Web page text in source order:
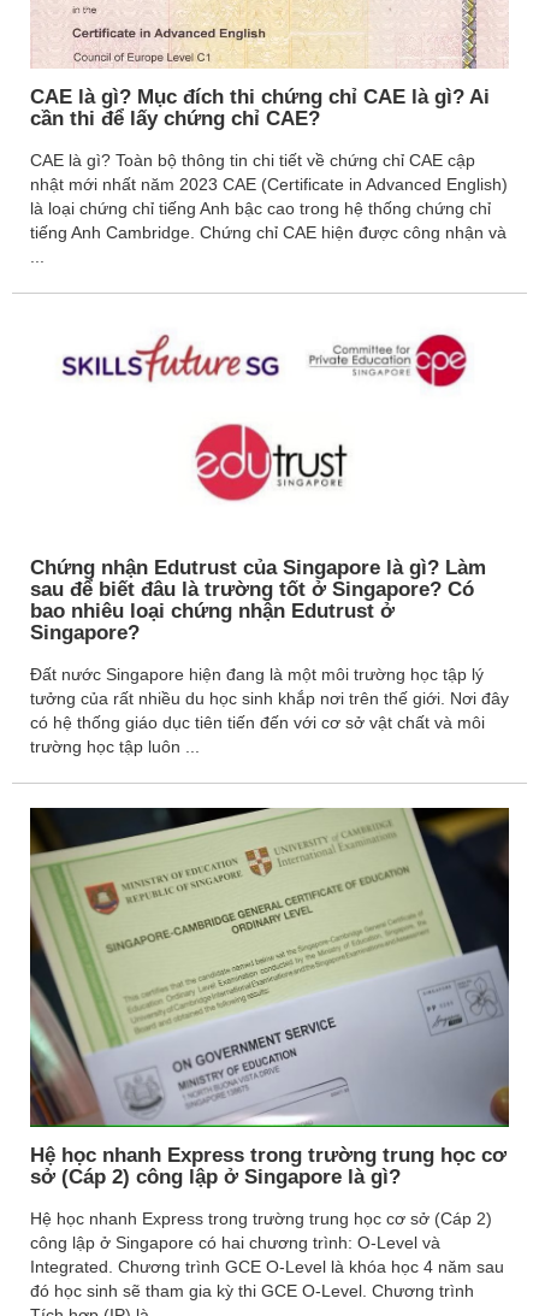
CAE là gì? Mục đích thi chứng chỉ CAE là gì? Ai
cần thi để lấy chứng chỉ CAE?
CAE là gì? Toàn bộ thông tin chi tiết về chứng chỉ CAE cập
nhật mới nhất năm 2023 CAE (Certificate in Advanced English)
là loại chứng chỉ tiếng Anh bậc cao trong hệ thống chứng chỉ
tiếng Anh Cambridge. Chứng chỉ CAE hiện được công nhận và
Chứng nhận Edutrust của Singapore là gì? Làm
sau để biết đâu là trường tốt ở Singapore? Có
bao nhiêu loại chứng nhận Edutrust ở
Singapore?
Đất nước Singapore hiện đang là một môi trường học tập lý
tưởng của rất nhiều du học sinh khắp nơi trên thế giới. Nơi đây
có hệ thống giáo dục tiên tiến đến với cơ sở vật chất và môi
trường học tập luôn ...
Hệ học nhanh Express trong trường trung học cơ
sở (Cáp 2) công lập ở Singapore là gì?
Hệ học nhanh Express trong trường trung học cơ sở (Cáp 2)
công lập ở Singapore có hai chương trình: O-Level và
Integrated. Chương trình GCE O-Level là khóa học 4 năm sau
đó học sinh sẽ tham gia kỳ thi GCE O-Level. Chương trình